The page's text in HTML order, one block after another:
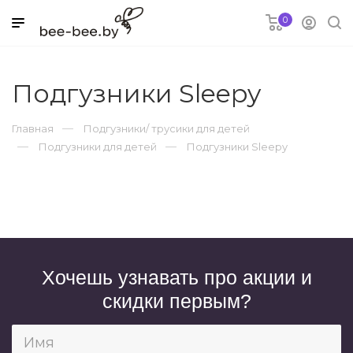
для детей
0
Подгузники Sleepy
Главная
Подгузники/ трусики для детей
Подгузники для детей
Подгузники Sleepy
Хочешь узнавать про акции и
скидки первым?